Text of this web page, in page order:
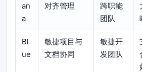
an
a
对齐管理
跨职能
团队
Bl
ue
敏捷项目与
文档协同
敏捷开
发团队